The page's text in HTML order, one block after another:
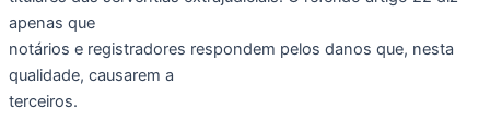
apenas que
notários e registradores respondem pelos danos que, nesta
qualidade, causarem a
terceiros.